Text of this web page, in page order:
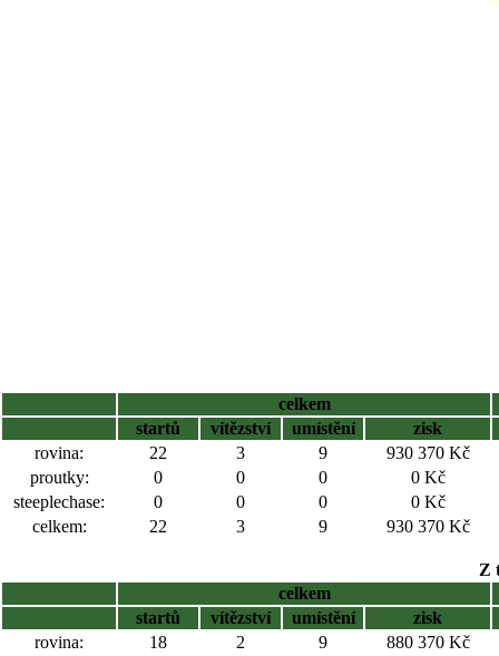
celkem
startů
vítězství umístění
zisk
rovina:
22 3 9
930 370 Kč
proutky:
0 0 0
0 Kč
steeplechase:
0 0 0
0 Kč
celkem:
22 3 9 930 370 Kč
Z
celkem
startů
vítězství umístění
zisk
rovina:
18 2 9
880 370 Kč